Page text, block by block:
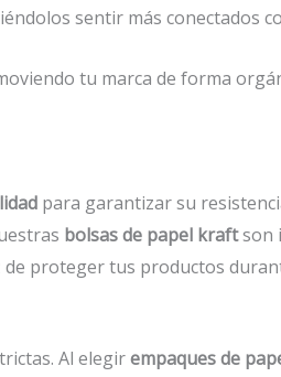
sentir más conectados
tu marca de forma
para garantizar su
bolsas de papel kraftson
de proteger tus productos
Al elegirempaques de